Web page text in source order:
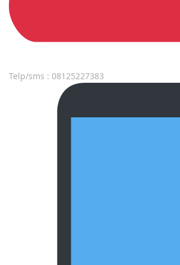
Telp/sms : 08125227383